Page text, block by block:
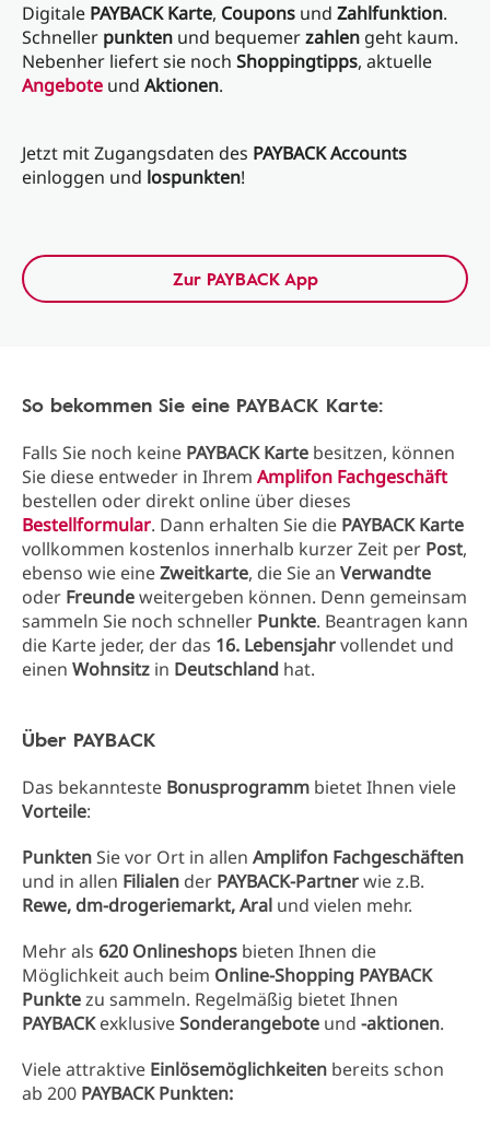
Digitale PAYBACK Karte, Coupons und Zahlfunktion.
Schneller punkten und bequemerzahlen geht kaum.
Nebenher liefert sie noch Shoppingtipps, aktuelle
Angebote und Aktionen.
Jetzt mit Zugangsdaten des PAYBACK Accounts
einloggen und lospunkten!
Zur PAYBACK App
So bekommen Sie eine PAYBACK Karte:
Falls Sie noch keine PAYBACK Karte besitzen, können
Sie diese entweder in Ihrem Amplifon Fachgeschäft
bestellen oder direkt online über dieses
Bestellformular. Dann erhalten Sie die PAYBACK Karte
vollkommen kostenlos innerhalb kurzer Zeit per Post,
ebenso wie eineZweitkarte, die Sie an Verwandte
oder Freundeweitergeben können. Denn gemeinsam
sammeln Sie noch schneller Punkte. Beantragen kann
die Karte jeder, der das 16. Lebensjahrvollendet und
einen Wohnsitz in Deutschland hat.
Über PAYBACK
Das bekannteste Bonusprogramm bietet Ihnen viele
Vorteile:
PunktenSie vor Ort in allen Amplifon Fachgeschäften
und in allen Filialen der PAYBACK-Partnerwie z.B.
Rewe, dm-drogeriemarkt, Aral und vielen mehr.
Mehr als 620 Onlineshops bieten Ihnen die
Möglichkeit auch beim Online-Shopping PAYBACK
Punktezu sammeln. Regelmäßig bietet Ihnen
PAYBACKexklusiveSonderangebote und -aktionen.
Viele attraktive Einlösemöglichkeiten bereits schon
ab 200 PAYBACK Punkten: